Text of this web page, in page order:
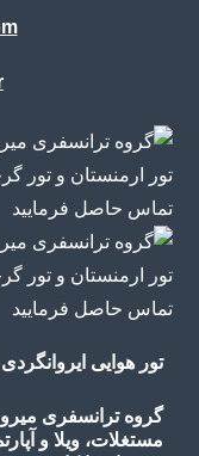
تور هوایی ایروانگردی
گروه ترانسفری
مستغلات، ویلا و